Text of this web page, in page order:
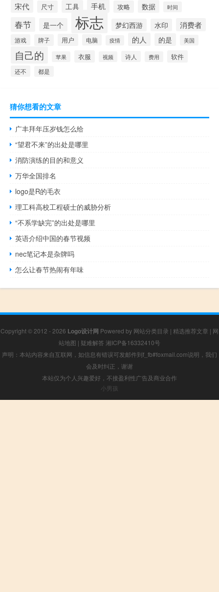
宋代 尺寸 工具 手机 攻略 数据 时间
春节 是一个 标志 梦幻西游 水印 消费者
游戏 牌子 用户 电脑 疫情 的人 的是 美国
自己的 苹果 衣服 视频 诗人 费用 软件
还不 都是
猜你想看的文章
广丰拜年压岁钱怎么给
“望君不来”的出处是哪里
消防演练的目的和意义
万华全国排名
logo是R的毛衣
理工科高校工程硕士的威胁分析
“不系学缺完”的出处是哪里
英语介绍中国的春节视频
nec笔记本是杂牌吗
怎么让春节热闹有年味
Copyright © 2012 - 2026 Logo设计网 Powered by 网站分类目录 | 精选推荐文章 | 网
站地图 | 疑难解答 湘ICP备16332410号
声明：本站内容来自互联网，如信息有错误可发邮件到f_fb#foxmail.com说明，我们
会及时纠正，谢谢
本站仅为个人兴趣爱好，不接盈利性广告及商业合作
小男孩